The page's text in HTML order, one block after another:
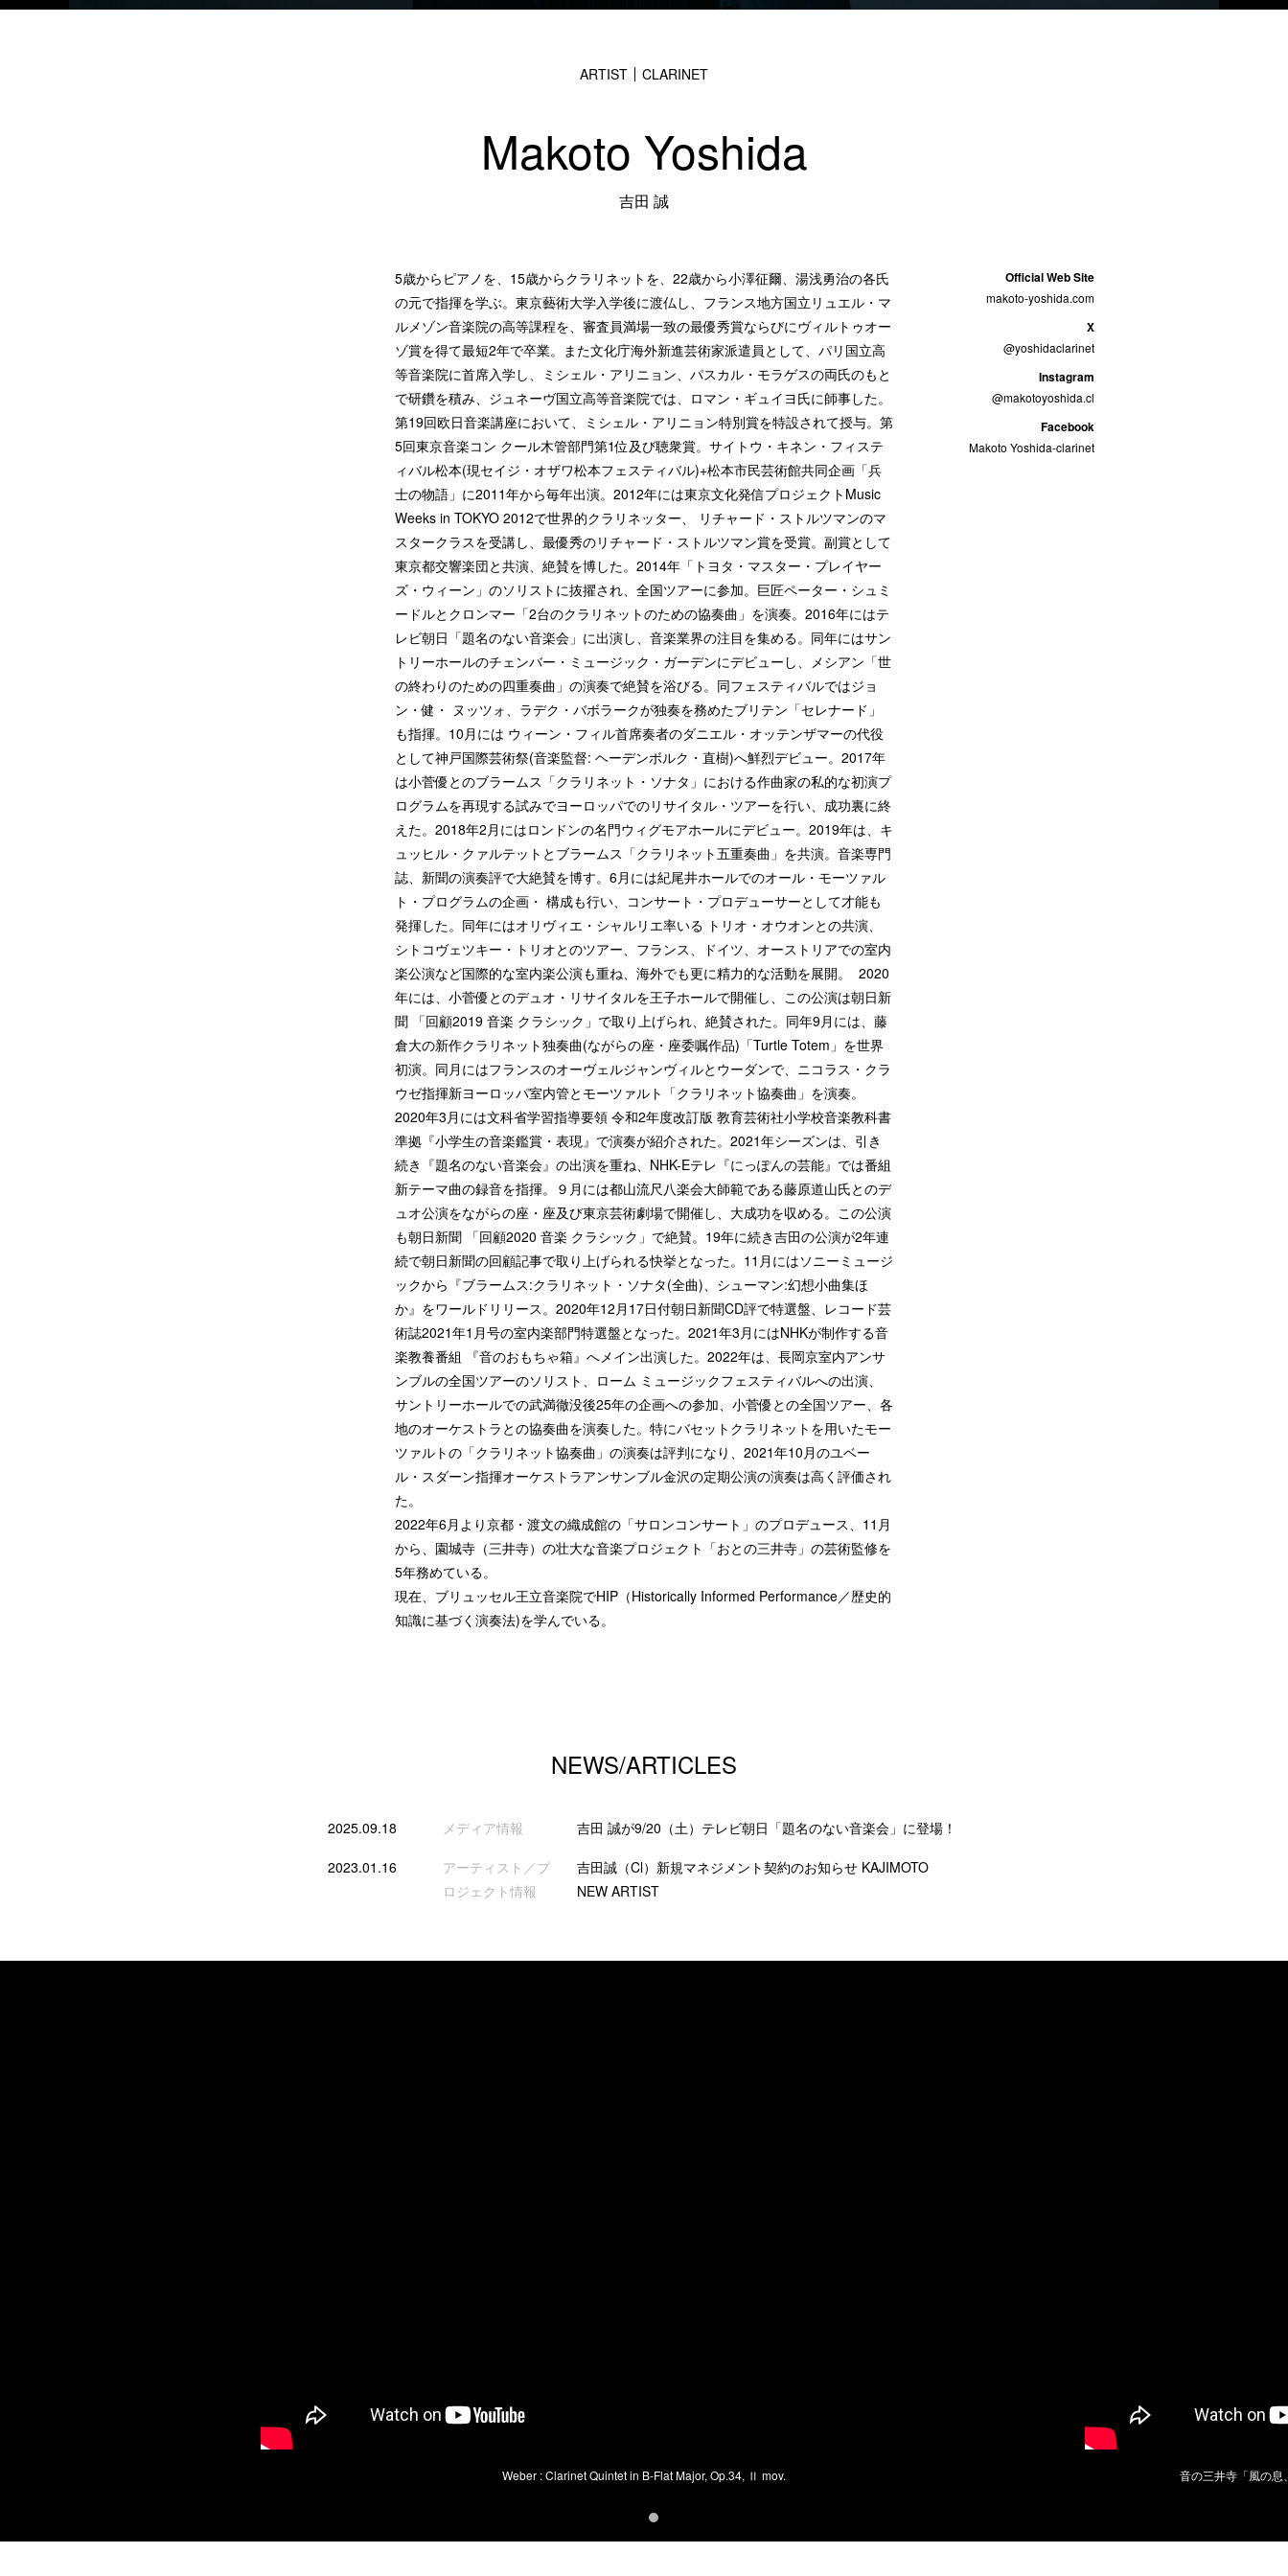
ARTIST CLARINET
Makoto Yoshida
吉田 誠
5歳からピアノを、15歳からクラリネットを、22歳から小澤征爾、湯浅勇治の各氏
の元で指揮を学ぶ。東京藝術大学入学後に渡仏し、フランス地方国立リュエル・マ
ルメゾン音楽院の高等課程を、審査員満場一致の最優秀賞ならびにヴィルトゥオー
ゾ賞を得て最短2年で卒業。また文化庁海外新進芸術家派遣員として、パリ国立高
等音楽院に首席入学し、ミシェル・アリニョン、パスカル・モラゲスの両氏のもと
で研鑽を積み、ジュネーヴ国立高等音楽院では、ロマン・ギュイヨ氏に師事した。
第19回欧日音楽講座において、ミシェル・アリニョン特別賞を特設されて授与。第
5回東京音楽コン クール木管部門第1位及び聴衆賞。サイトウ・キネン・フィステ
ィバル松本(現セイジ・オザワ松本フェスティバル)+松本市民芸術館共同企画「兵
士の物語」に2011年から毎年出演。2012年には東京文化発信プロジェクトMusic
Weeks in TOKYO 2012で世界的クラリネッター、 リチャード・ストルツマンのマ
スタークラスを受講し、最優秀のリチャード・ストルツマン賞を受賞。副賞として
東京都交響楽団と共演、絶賛を博した。2014年「トヨタ・マスター・プレイヤー
ズ・ウィーン」のソリストに抜擢され、全国ツアーに参加。巨匠ペーター・シュミ
ードルとクロンマー「2台のクラリネットのための協奏曲」を演奏。2016年にはテ
レビ朝日「題名のない音楽会」に出演し、音楽業界の注目を集める。同年にはサン
トリーホールのチェンバー・ミュージック・ガーデンにデビューし、メシアン「世
の終わりのための四重奏曲」の演奏で絶賛を浴びる。同フェスティバルではジョ
ン・健・ ヌッツォ、ラデク・バボラークが独奏を務めたブリテン「セレナード」
も指揮。10月には ウィーン・フィル首席奏者のダニエル・オッテンザマーの代役
として神戸国際芸術祭(音楽監督: ヘーデンボルク・直樹)へ鮮烈デビュー。2017年
は小菅優とのブラームス「クラリネット・ソナタ」における作曲家の私的な初演プ
ログラムを再現する試みでヨーロッパでのリサイタル・ツアーを行い、成功裏に終
えた。2018年2月にはロンドンの名門ウィグモアホールにデビュー。2019年は、キ
ュッヒル・クァルテットとブラームス「クラリネット五重奏曲」を共演。音楽専門
誌、新聞の演奏評で大絶賛を博す。6月には紀尾井ホールでのオール・モーツァル
ト・プログラムの企画・ 構成も行い、コンサート・プロデューサーとして才能も
発揮した。同年にはオリヴィエ・シャルリエ率いる トリオ・オウオンとの共演、
シトコヴェツキー・トリオとのツアー、フランス、ドイツ、オーストリアでの室内
楽公演など国際的な室内楽公演も重ね、海外でも更に精力的な活動を展開。 2020
年には、小菅優とのデュオ・リサイタルを王子ホールで開催し、この公演は朝日新
聞 「回顧2019 音楽 クラシック」で取り上げられ、絶賛された。同年9月には、藤
倉大の新作クラリネット独奏曲(ながらの座・座委嘱作品)「Turtle Totem」を世界
初演。同月にはフランスのオーヴェルジャンヴィルとウーダンで、ニコラス・クラ
ウゼ指揮新ヨーロッパ室内管とモーツァルト「クラリネット協奏曲」を演奏。
2020年3月には文科省学習指導要領 令和2年度改訂版 教育芸術社小学校音楽教科書
準拠『小学生の音楽鑑賞・表現』で演奏が紹介された。2021年シーズンは、引き
続き『題名のない音楽会』の出演を重ね、NHK-Eテレ『にっぽんの芸能』では番組
新テーマ曲の録音を指揮。９月には都山流尺八楽会大師範である藤原道山氏とのデ
ュオ公演をながらの座・座及び東京芸術劇場で開催し、大成功を収める。この公演
も朝日新聞 「回顧2020 音楽 クラシック」で絶賛。19年に続き吉田の公演が2年連
続で朝日新聞の回顧記事で取り上げられる快挙となった。11月にはソニーミュージ
ックから『ブラームス:クラリネット・ソナタ(全曲)、シューマン:幻想小曲集ほ
か』をワールドリリース。2020年12月17日付朝日新聞CD評で特選盤、レコード芸
術誌2021年1月号の室内楽部門特選盤となった。2021年3月にはNHKが制作する音
楽教養番組 『音のおもちゃ箱』へメイン出演した。2022年は、長岡京室内アンサ
ンブルの全国ツアーのソリスト、ローム ミュージックフェスティバルへの出演、
サントリーホールでの武満徹没後25年の企画への参加、小菅優との全国ツアー、各
地のオーケストラとの協奏曲を演奏した。特にバセットクラリネットを用いたモー
ツァルトの「クラリネット協奏曲」の演奏は評判になり、2021年10月のユベー
ル・スダーン指揮オーケストラアンサンブル金沢の定期公演の演奏は高く評価され
た。
2022年6月より京都・渡文の織成館の「サロンコンサート」のプロデュース、11月
から、園城寺（三井寺）の壮大な音楽プロジェクト「おとの三井寺」の芸術監修を
5年務めている。
現在、ブリュッセル王立音楽院でHIP（Historically Informed Performance／歴史的
知識に基づく演奏法)を学んでいる。
Official Web Site
makoto-yoshida.com
X
@yoshidaclarinet
Instagram
@makotoyoshida.cl
Facebook
Makoto Yoshida-clarinet
NEWS/ARTICLES
2025.09.18 メディア情報 吉田 誠が9/20（土）テレビ朝日「題名のない音楽会」に登場！
2023.01.16
アーティスト／プ
ロジェクト情報
吉田誠（Cl）新規マネジメント契約のお知らせ KAJIMOTO
NEW ARTIST
Weber : Clarinet Quintet in B-Flat Major, Op.34, Ⅱ mov. 音の三井寺「風の